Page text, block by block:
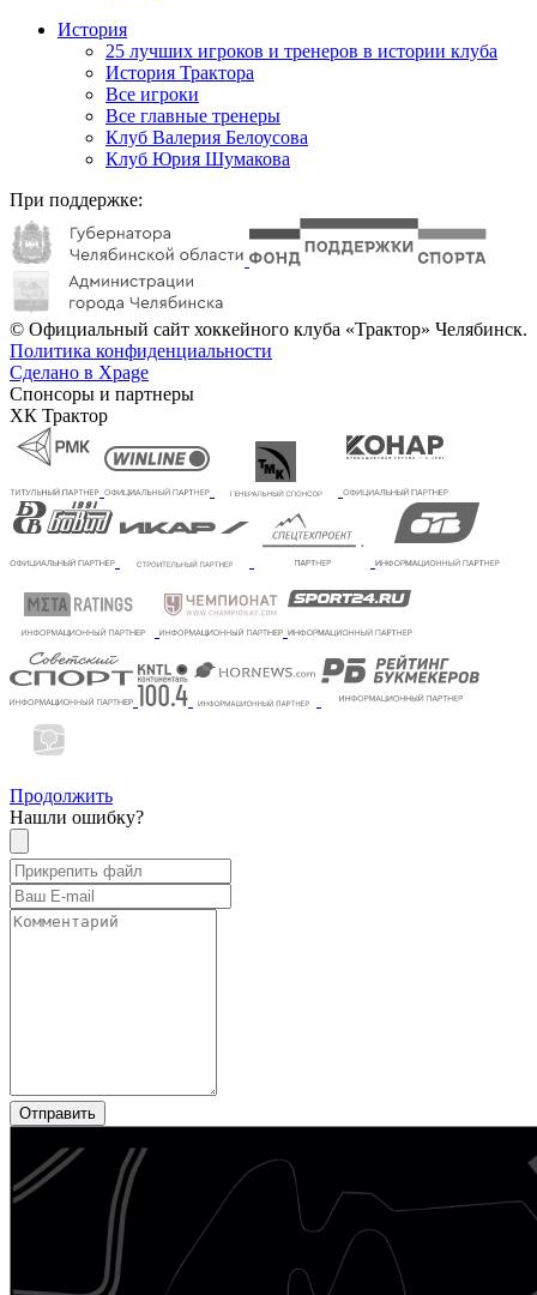
История
25 лучших игроков и тренеров в истории клуба
История Трактора
Все игроки
Все главные тренеры
Клуб Валерия Белоусова
Клуб Юрия Шумакова
При поддержке:
© Официальный сайт хоккейного клуба «Трактор» Челябинск.
Политика конфиденциальности
Сделано в Xpage
Спонсоры и партнеры
ХК Трактор
Продолжить
Нашли ошибку?